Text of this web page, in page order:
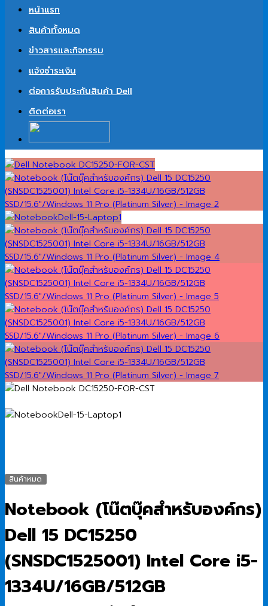
หน้าแรก
สินค้าทั้งหมด
ข่าวสารและกิจกรรม
แจ้งชำระเงิน
ต่อการรับประกันสินค้า Dell
ติดต่อเรา
สินค้าหมด
Notebook (โน๊ตบุ๊คสำหรับองค์กร)
Dell 15 DC15250
(SNSDC1525001) Intel Core i5-
1334U/16GB/512GB